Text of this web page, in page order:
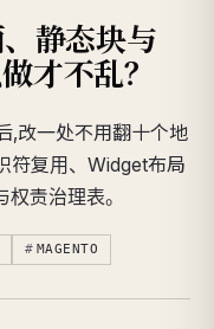
静态块与
才不乱？
,改一处不用翻十个地
符复用、Widget布局
责治理表。
MAGENTO